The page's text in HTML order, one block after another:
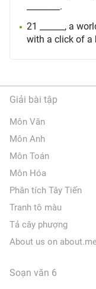
________.
21 ______, a
with a click of a
Giải bài tập
Môn Văn
Môn Anh
Môn Toán
Môn Hóa
Phân tích Tây Tiến
Tranh tô màu
Tả cây phượng
About us on
Soạn văn 6